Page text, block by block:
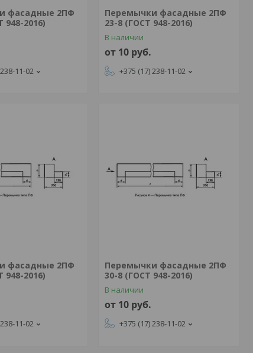
фасадные 2ПФ
948-2016)
11-02
Перемычки фасадные 2ПФ
23-8 (ГОСТ 948-2016)
В наличии
от 10 руб.
+375 (17) 238-11-02
фасадные 2ПФ
948-2016)
11-02
Перемычки фасадные 2ПФ
30-8 (ГОСТ 948-2016)
В наличии
от 10 руб.
+375 (17) 238-11-02